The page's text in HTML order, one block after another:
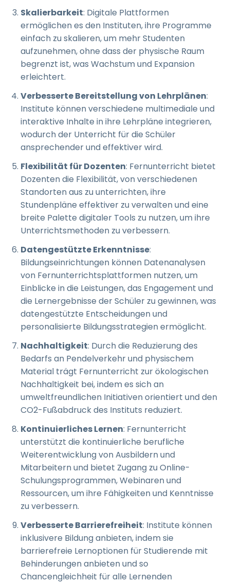
Skalierbarkeit: Digitale Plattformen
ermöglichen es den Instituten, ihre Programme
einfach zu skalieren, um mehr Studenten
aufzunehmen, ohne dass der physische Raum
begrenzt ist, was Wachstum und Expansion
erleichtert.
Verbesserte Bereitstellung von Lehrplänen:
Institute können verschiedene multimediale und
interaktive Inhalte in ihre Lehrpläne integrieren,
wodurch der Unterricht für die Schüler
ansprechender und effektiver wird.
Flexibilität für Dozenten: Fernunterricht bietet
Dozenten die Flexibilität, von verschiedenen
Standorten aus zu unterrichten, ihre
Stundenpläne effektiver zu verwalten und eine
breite Palette digitaler Tools zu nutzen, um ihre
Unterrichtsmethoden zu verbessern.
Datengestützte Erkenntnisse:
Bildungseinrichtungen können Datenanalysen
von Fernunterrichtsplattformen nutzen, um
Einblicke in die Leistungen, das Engagement und
die Lernergebnisse der Schüler zu gewinnen, was
datengestützte Entscheidungen und
personalisierte Bildungsstrategien ermöglicht.
Nachhaltigkeit: Durch die Reduzierung des
Bedarfs an Pendelverkehr und physischem
Material trägt Fernunterricht zur ökologischen
Nachhaltigkeit bei, indem es sich an
umweltfreundlichen Initiativen orientiert und den
CO2-Fußabdruck des Instituts reduziert.
Kontinuierliches Lernen: Fernunterricht
unterstützt die kontinuierliche berufliche
Weiterentwicklung von Ausbildern und
Mitarbeitern und bietet Zugang zu Online-
Schulungsprogrammen, Webinaren und
Ressourcen, um ihre Fähigkeiten und Kenntnisse
zu verbessern.
Verbesserte Barrierefreiheit: Institute können
inklusivere Bildung anbieten, indem sie
barrierefreie Lernoptionen für Studierende mit
Behinderungen anbieten und so
Chancengleichheit für alle Lernenden